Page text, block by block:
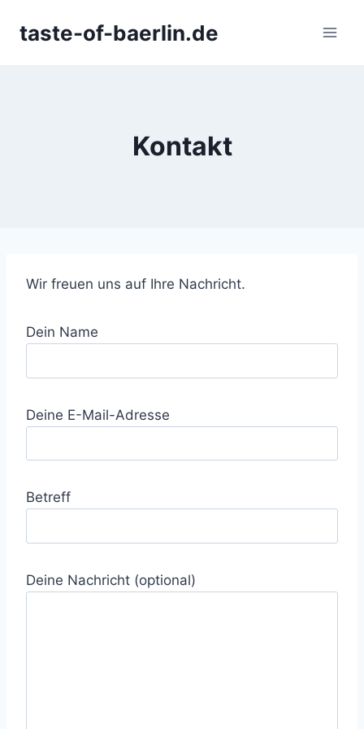
Inhalttaste-of-baerlin.de
Kontakt
Wir freuen uns auf Ihre Nachricht.
Dein Name
Deine E-Mail-Adresse
Betreff
Deine Nachricht (optional)